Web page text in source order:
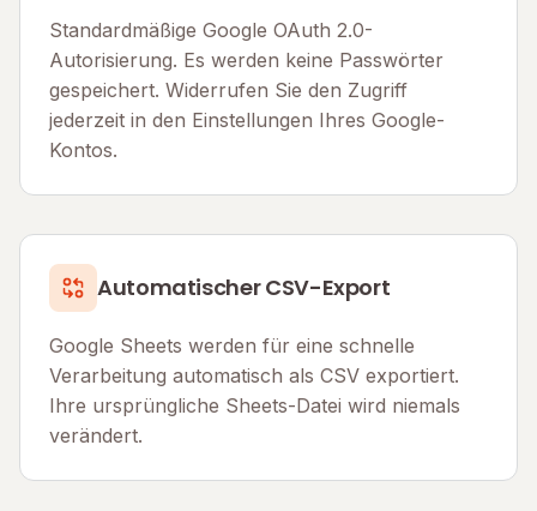
Standardmäßige Google OAuth 2.0-
Autorisierung. Es werden keine Passwörter
gespeichert. Widerrufen Sie den Zugriff
jederzeit in den Einstellungen Ihres Google-
Kontos.
Automatischer CSV-Export
Google Sheets werden für eine schnelle
Verarbeitung automatisch als CSV exportiert.
Ihre ursprüngliche Sheets-Datei wird niemals
verändert.